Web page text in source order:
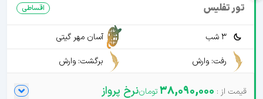
تور تفلیس اقساطی
3 شب
آسان مهر گیتی
رفت: وارش
برگشت: وارش
38,090,000 نرخ پرواز